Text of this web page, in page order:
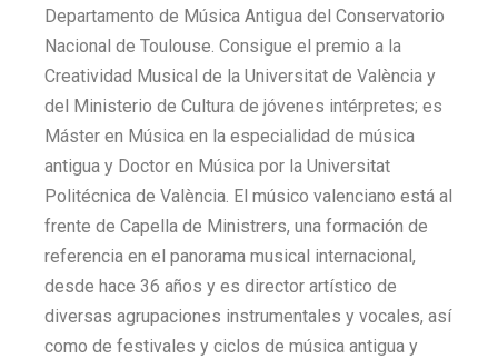
Departamento de Música Antigua del Conservatorio
Nacional de Toulouse. Consigue el premio a la
Creatividad Musical de la Universitat de València y
del Ministerio de Cultura de jóvenes intérpretes; es
Máster en Música en la especialidad de música
antigua y Doctor en Música por la Universitat
Politécnica de València. El músico valenciano está al
frente de Capella de Ministrers, una formación de
referencia en el panorama musical internacional,
desde hace 36 años y es director artístico de
diversas agrupaciones instrumentales y vocales, así
como de festivales y ciclos de música antigua y